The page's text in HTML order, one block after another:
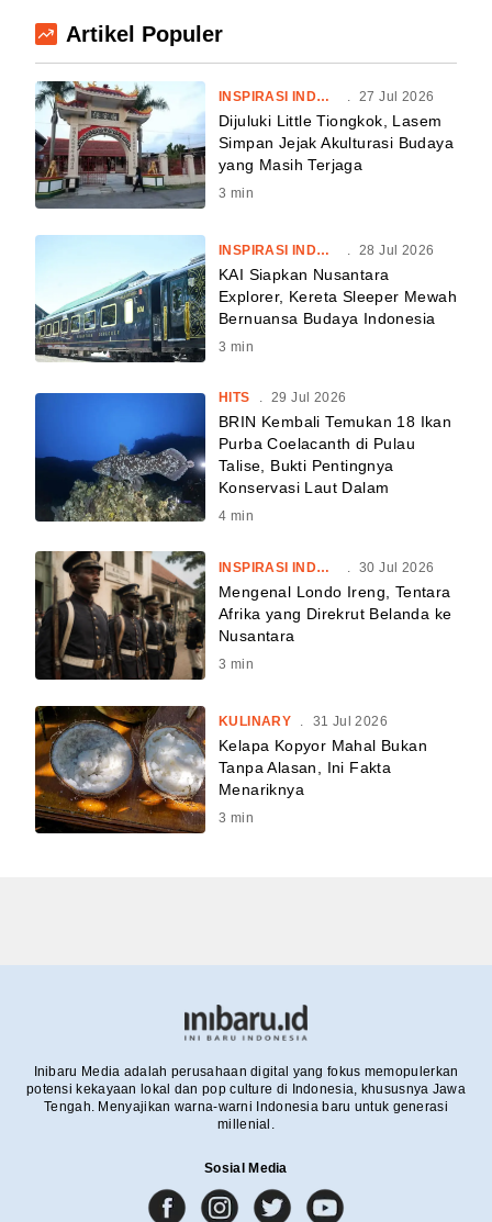
Artikel Populer
INSPIRASI INDONESIA . 27 Jul 2026
Dijuluki Little Tiongkok, Lasem
Simpan Jejak Akulturasi Budaya
yang Masih Terjaga
3 min
INSPIRASI INDONESIA . 28 Jul 2026
KAI Siapkan Nusantara
Explorer, Kereta Sleeper Mewah
Bernuansa Budaya Indonesia
3 min
HITS . 29 Jul 2026
BRIN Kembali Temukan 18 Ikan
Purba Coelacanth di Pulau
Talise, Bukti Pentingnya
Konservasi Laut Dalam
4 min
INSPIRASI INDONESIA 30 Jul 2026
Mengenal Londo Ireng, Tentara
Afrika yang Direkrut Belanda ke
Nusantara
3 min
KULINARY 31 Jul 2026
Kelapa Kopyor Mahal Bukan
Tanpa Alasan, Ini Fakta
Menariknya
3 min
Inibaru Media adalah perusahaan digital yang fokus memopulerkan
potensi kekayaan lokal dan pop culture di Indonesia, khususnya Jawa
Tengah. Menyajikan warna-warni Indonesia baru untuk generasi
millenial.
Sosial Media